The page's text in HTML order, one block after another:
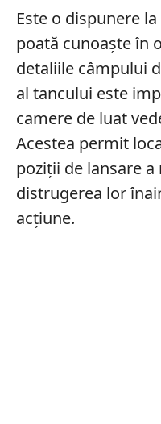
Este o dispunere
poată cunoaște în
detaliile câmpului
al tancului este
camere de luat
Acestea permit
poziții de lansare
distrugerea lor
acțiune.